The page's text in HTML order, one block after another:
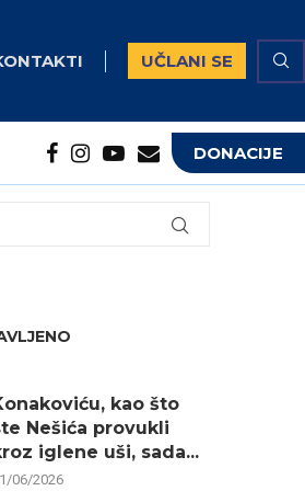
UČLANI SE
DONACIJE
kao što
Nešića provukli
iglene uši, sada...
06/2026